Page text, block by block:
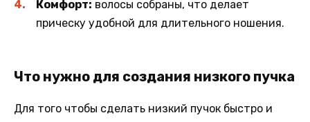
Комфорт: волосы собраны, что делает
прическу удобной для длительного ношения.
Что нужно для создания низкого пучка
Для того чтобы сделать низкий пучок быстро и